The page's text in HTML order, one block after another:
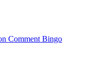
Comment Bingo